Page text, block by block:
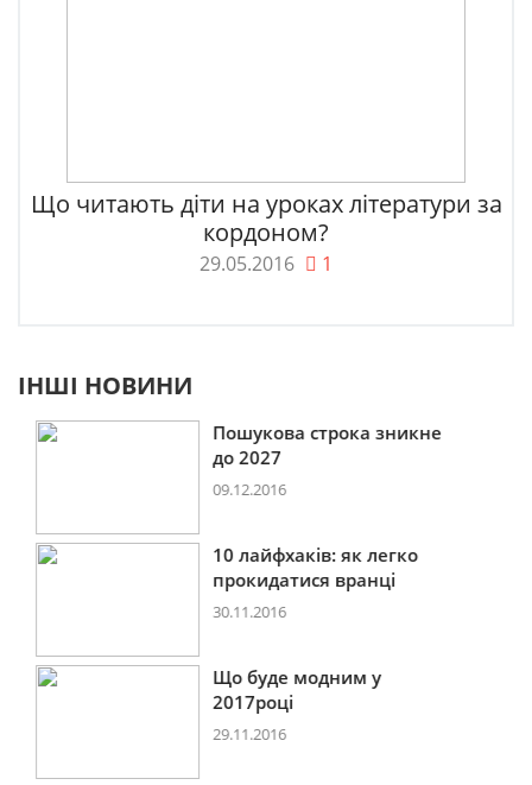
Що читають діти на уроках літератури за
кордоном?
29.05.2016 1
ІНШІ НОВИНИ
Пошукова строка зникне
до 2027
09.12.2016
10 лайфхаків: як легко
прокидатися вранці
30.11.2016
Що буде модним у
2017році
29.11.2016